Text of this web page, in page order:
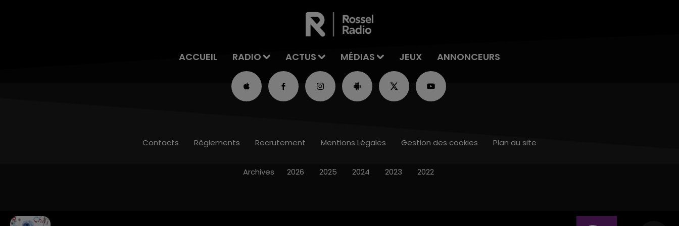
ACCUEIL RADIO ACTUS MÉDIAS JEUX ANNONCEURS
Contacts Règlements Recrutement Mentions Légales Gestion des cookies Plan du site
Archives 2026 2025 2024 2023 2022